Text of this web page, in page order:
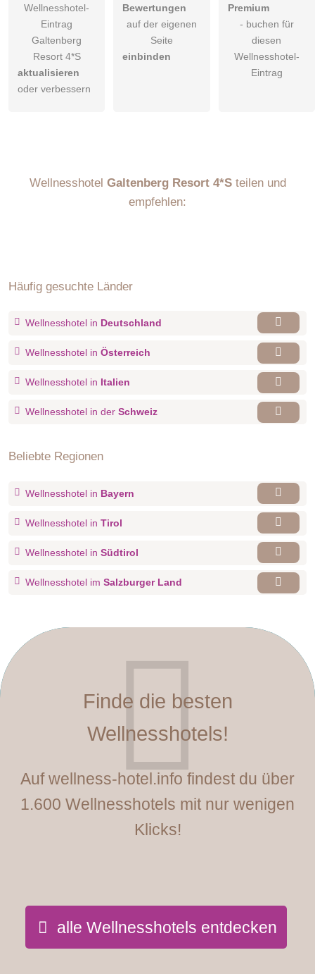
Wellnesshotel-
Eintrag
Galtenberg
Resort 4*S
aktualisieren
oder verbessern
Bewertungen
auf der eigenen
Seite
einbinden
Premium
- buchen für
diesen
Wellnesshotel-
Eintrag
Wellnesshotel Galtenberg Resort 4*Steilen und
empfehlen:
Häufig gesuchte Länder
Wellnesshotel in Deutschland
Wellnesshotel in Österreich
Wellnesshotel in Italien
Wellnesshotel in der Schweiz
Beliebte Regionen
Wellnesshotel in Bayern
Wellnesshotel in Tirol
Wellnesshotel in Südtirol
Wellnesshotel im Salzburger Land
Finde die besten
Wellnesshotels!
Auf wellness-hotel.info findest du über
1.600 Wellnesshotels mit nur wenigen
Klicks!
alle Wellnesshotels entdecken